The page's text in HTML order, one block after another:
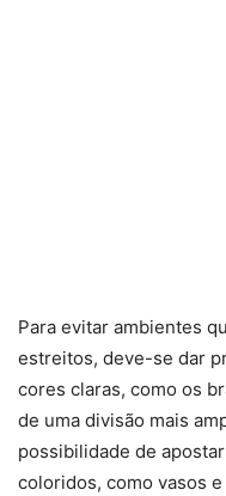
Para evitar ambientes
estreitos, deve-se dar
cores claras, como os
de uma divisão mais
possibilidade de
coloridos, como vasos